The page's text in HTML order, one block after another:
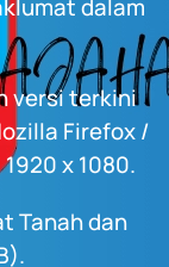
dalam
versi terkini
Firefox /
x 1080.
Tanah dan